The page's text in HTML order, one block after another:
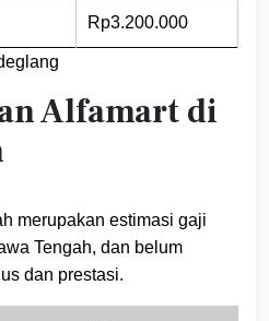
Rp3.200.000
Alfamart di
merupakan estimasi gaji
Tengah, dan belum
dan prestasi.